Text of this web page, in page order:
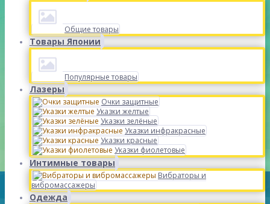
Общие товары
Товары Японии
Популярные товары
Лазеры
Очки защитные
Указки желтые
Указки зелёные
Указки инфракрасные
Указки красные
Указки фиолетовые
Интимные товары
Вибраторы и
вибромассажеры
Одежда